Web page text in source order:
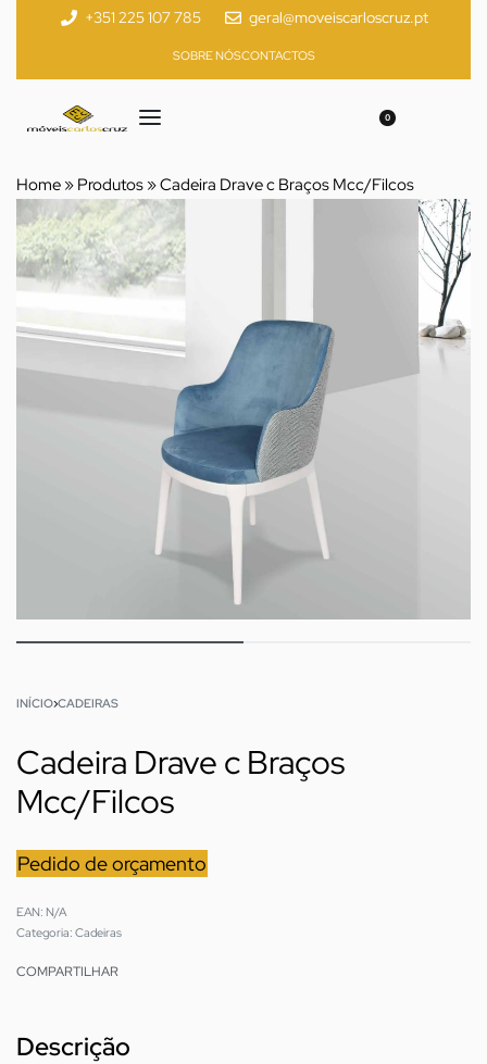
+351 225 107 785 geral@moveiscarloscruz.pt
SOBRE NÓSCONTACTOS
0
Home » Produtos »Cadeira Drave c Braços Mcc/Filcos
INÍCIO›CADEIRAS
Cadeira Drave c Braços
Mcc/Filcos
Pedido de orçamento
EAN: N/A
Categoria: Cadeiras
COMPARTILHAR
Descrição